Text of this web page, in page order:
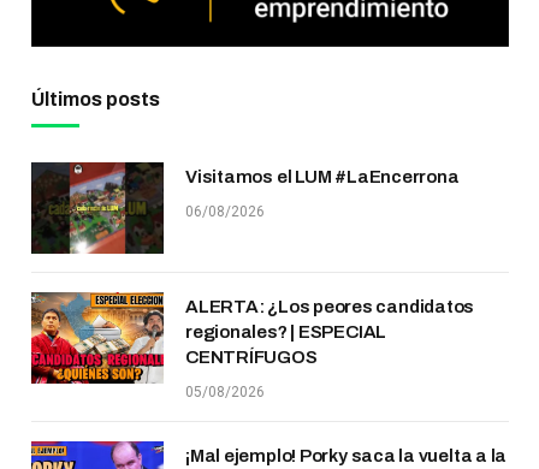
Últimos posts
Visitamos el LUM #LaEncerrona
06/08/2026
ALERTA: ¿Los peores candidatos
regionales? | ESPECIAL
CENTRÍFUGOS
05/08/2026
¡Mal ejemplo! Porky saca la vuelta a la